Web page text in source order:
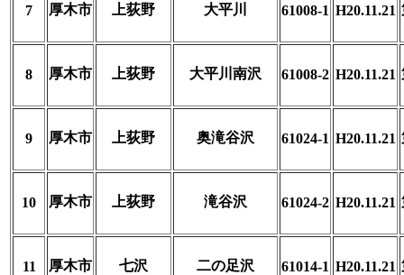
7 厚木市 上荻野 大平川 61008-1 H20.11.21
8 厚木市 上荻野 大平川南沢 61008-2 H20.11.21
9 厚木市 上荻野 奥滝谷沢 61024-1 H20.11.21
10 厚木市 上荻野 滝谷沢 61024-2 H20.11.21
11 厚木市 七沢 二の足沢 61014-1 H20.11.21